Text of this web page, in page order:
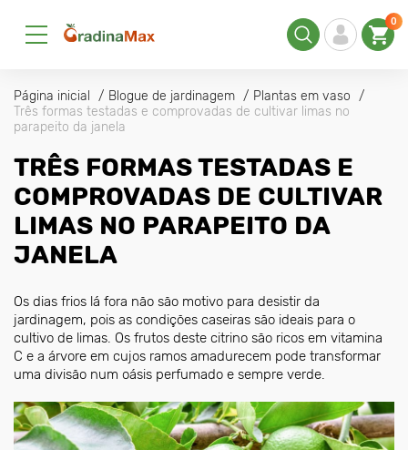
0
Página inicial Blogue de jardinagem
Plantas em vaso
Três formas testadas e comprovadas de cultivar limas no
parapeito da janela
TRÊS FORMAS TESTADAS E
COMPROVADAS DE CULTIVAR
LIMAS NO PARAPEITO DA
JANELA
Os dias frios lá fora não são motivo para desistir da
jardinagem, pois as condições caseiras são ideais para o
cultivo de limas. Os frutos deste citrino são ricos em vitamina
C e a árvore em cujos ramos amadurecem pode transformar
uma divisão num oásis perfumado e sempre verde.